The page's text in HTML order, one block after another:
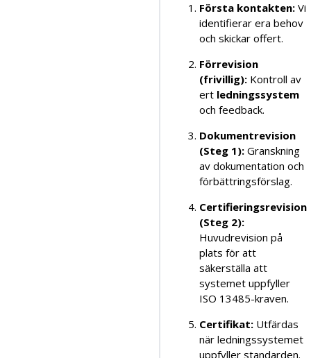
Första kontakten: Vi
identifierar era behov
och skickar offert.
Förrevision
(frivillig): Kontroll av
ert ledningssystem
och feedback.
Dokumentrevision
(Steg 1): Granskning
av dokumentation och
förbättringsförslag.
Certifieringsrevision
(Steg 2):
Huvudrevision på
plats för att
säkerställa att
systemet uppfyller
ISO 13485-kraven.
Certifikat: Utfärdas
när ledningssystemet
uppfyller standarden.